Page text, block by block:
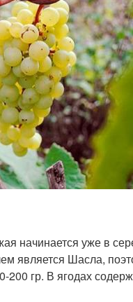
начинается уже в
является Шасла,
200 гр. В ягодах